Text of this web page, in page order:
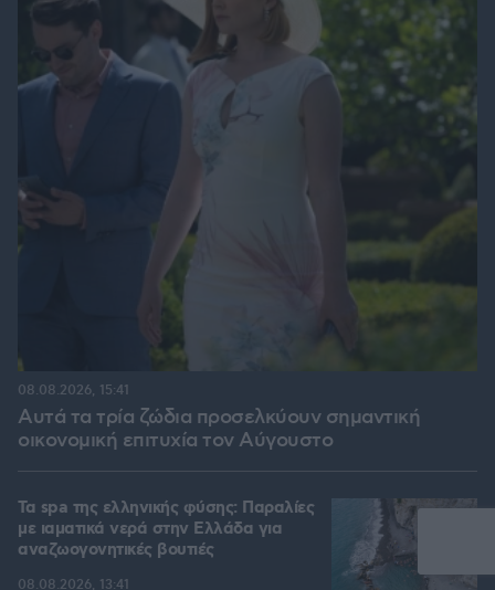
Αυτά τα τρία ζώδια προσελκύουν σημαντική
οικονομική επιτυχία τον Αύγουστο
08.08.2026, 15:41
Τα spa της ελληνικής φύσης: Παραλίες
με ιαματικά νερά στην Ελλάδα για
αναζωογονητικές βουτιές
08.08.2026, 13:41